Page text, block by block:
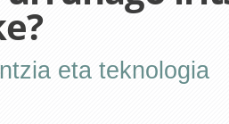
eta teknologia